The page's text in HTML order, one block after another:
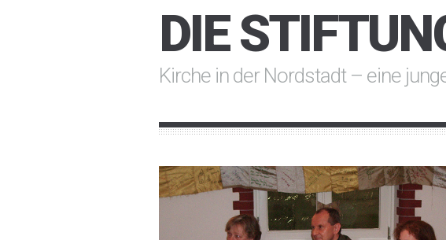
DIE
Kirche in der Nordstadt – eine